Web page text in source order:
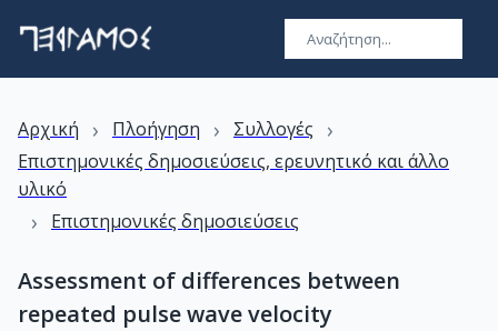
Αρχική › Πλοήγηση › Συλλογές ›
Επιστημονικές δημοσιεύσεις, ερευνητικό και άλλο
υλικό
› Επιστημονικές δημοσιεύσεις
Assessment of differences between
repeated pulse wave velocity